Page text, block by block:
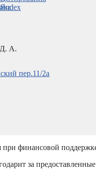
А.
пер.11/2а
при финансовой
за